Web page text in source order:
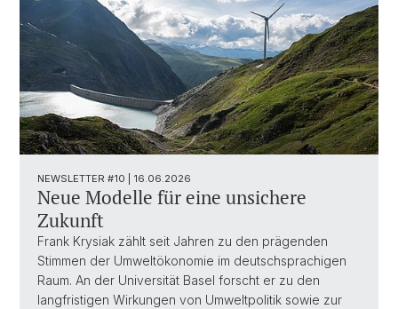
NEWSLETTER #10 | 16.06.2026
Neue Modelle für eine unsichere
Zukunft
Frank Krysiak zählt seit Jahren zu den prägenden
Stimmen der Umweltökonomie im deutschsprachigen
Raum. An der Universität Basel forscht er zu den
langfristigen Wirkungen von Umweltpolitik sowie zur